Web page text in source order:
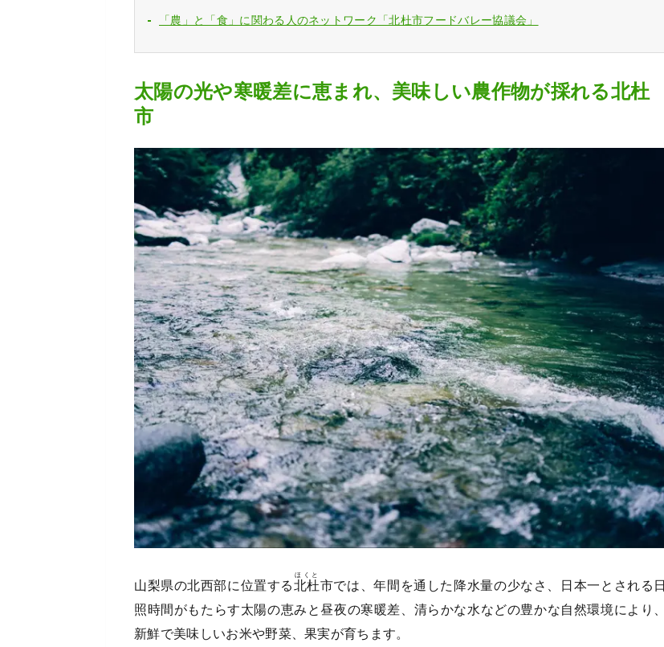
「農」と「食」に関わる人のネットワーク「北杜市フードバレー協議会」
太陽の光や寒暖差に恵まれ、美味しい農作物が採れる北杜
市
山梨県の北西部に位置する北杜
ほくと
市では、年間を通した降水量の少なさ、日本一とされる日
照時間がもたらす太陽の恵みと昼夜の寒暖差、清らかな水などの豊かな自然環境により、
新鮮で美味しいお米や野菜、果実が育ちます。